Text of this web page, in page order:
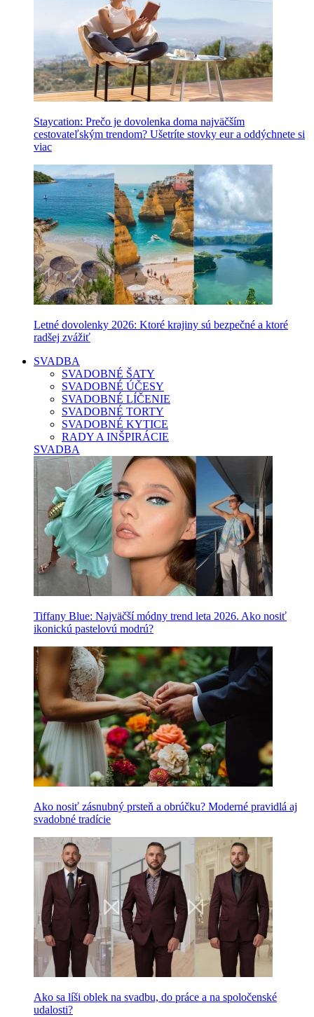
Staycation: Prečo je dovolenka doma najväčším
cestovateľským trendom? Ušetríte stovky eur a oddýchnete si
viac
Letné dovolenky 2026: Ktoré krajiny sú bezpečné a ktoré
radšej zvážiť
SVADBA
SVADOBNÉ ŠATY
SVADOBNÉ ÚČESY
SVADOBNÉ LÍČENIE
SVADOBNÉ TORTY
SVADOBNÉ KYTICE
RADY A INŠPIRÁCIE
SVADBA
Tiffany Blue: Najväčší módny trend leta 2026. Ako nosiť
ikonickú pastelovú modrú?
Ako nosiť zásnubný prsteň a obrúčku? Moderné pravidlá aj
svadobné tradície
Ako sa líši oblek na svadbu, do práce a na spoločenské
udalosti?